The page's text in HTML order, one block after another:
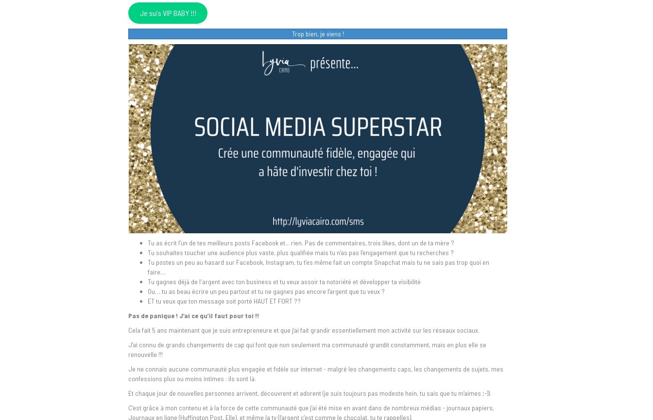
Je suis VIP BABY !!!
Trop bien, je viens !
Tu as écrit l’un de tes meilleurs posts Facebook et... rien. Pas de commentaires, trois likes, dont un de ta mère ?
Tu souhaites toucher une audience plus vaste, plus qualifiée mais tu n’as pas l’engagement que tu recherches ?
Tu postes un peu au hasard sur Facebook, Instagram, tu t’es même fait un compte Snapchat mais tu ne sais pas trop quoi en
faire…
Tu gagnes déjà de l'argent avec ton business et tu veux assoir ta notoriété et développer ta visibilité
Ou… tu as beau écrire un peu partout et tu ne gagnes pas encore l’argent que tu veux ?
ET tu veux que ton message soit porté HAUT ET FORT ??
Pas de panique ! J’ai ce qu’il faut pour toi !!
Cela fait 5 ans maintenant que je suis entrepreneure et que j’ai fait grandir essentiellement mon activité sur les réseaux sociaux.
J’ai connu de grands changements de cap qui font que non seulement ma communauté grandit constamment, mais en plus elle se
renouvelle !!!
Je ne connais aucune communauté plus engagée et fidèle sur internet - malgré les changements caps, les changements de sujets, mes
confessions plus ou moins intimes : ils sont là.
Et chaque jour de nouvelles personnes arrivent, découvrent et adorent (je suis toujours pas modeste hein, tu sais que tu m’aimes ;-)).
C’est grâce à mon contenu et à la force de cette communauté que j’ai été mise en avant dans de nombreux médias - journaux papiers,
Journaux en ligne (Huffington Post, Elle), et même la tv (l’argent c’est comme le chocolat, tu te rappelles).